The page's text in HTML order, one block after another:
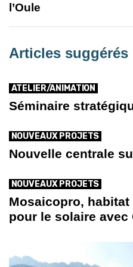
l’Oule
Articles suggérés
ATELIER/ANIMATION
Séminaire
NOUVEAUX PROJETS
Nouvelle centrale
NOUVEAUX PROJETS
Mosaicopro,
pour le solaire avec